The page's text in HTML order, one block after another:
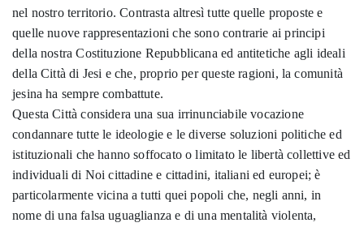
nel nostro territorio. Contrasta altresì tutte quelle proposte e
quelle nuove rappresentazioni che sono contrarie ai principi
della nostra Costituzione Repubblicana ed antitetiche agli ideali
della Città di Jesi e che, proprio per queste ragioni, la comunità
jesina ha sempre combattute.
Questa Città considera una sua irrinunciabile vocazione
condannare tutte le ideologie e le diverse soluzioni politiche ed
istituzionali che hanno soffocato o limitato le libertà collettive ed
individuali di Noi cittadine e cittadini, italiani ed europei; è
particolarmente vicina a tutti quei popoli che, negli anni, in
nome di una falsa uguaglianza e di una mentalità violenta,